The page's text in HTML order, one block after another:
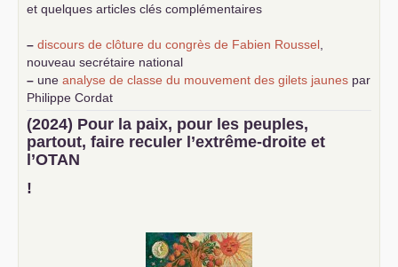
et quelques articles clés complémentaires
– discours de clôture du congrès de Fabien Roussel
nouveau secrétaire national
– une analyse de classe du mouvement des gilets jaunes par
Philippe Cordat
–
un texte de Jean-Claude Delaunay
le marxisme est la
science sociale de notre temps
–un appel proposé aux partis communistes et ouvrier
d’Europe
–
(2024) Pour la paix, pour les peuples,
partout, faire reculer l’extrême-droite et
l’OTAN
!